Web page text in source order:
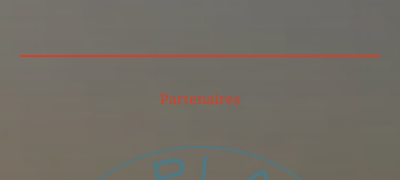
Partenaires